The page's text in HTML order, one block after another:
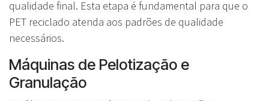
qualidade final. Esta etapa é fundamental para que o
PET reciclado atenda aos padrões de qualidade
necessários.
Máquinas de Pelotização e
Granulação